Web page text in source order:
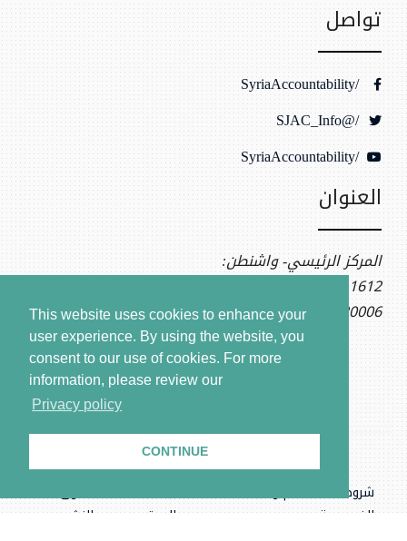
This website uses cookies to enhance your
user experience. By using the website, you
consent to our use of cookies. For more
information, please review our
Privacy policy
CONTINUE
تواصل
/SyriaAccountability
/@SJAC_Info
/SyriaAccountability
العنوان
المركز الرئيسي- واشنطن:
1612 K St NW, Ste 400
Washington, DC 20006
شروط الاستخدام وسياسة
الخصوصية
بيانات
الموقع
حقوق
النشر